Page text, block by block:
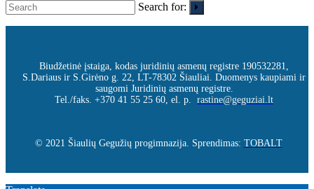
Search for:
Biudžetinė įstaiga, kodas juridinių asmenų registre 190532281,
S.Dariaus ir S.Girėno g. 22, LT-78302 Šiauliai. Duomenys kaupiami ir
saugomi Juridinių asmenų registre.
Tel./faks. +370 41 55 25 60, el. p. rastine@geguziai.lt
© 2021 Šiaulių Gegužių progimnazija. Sprendimas: TOBALT